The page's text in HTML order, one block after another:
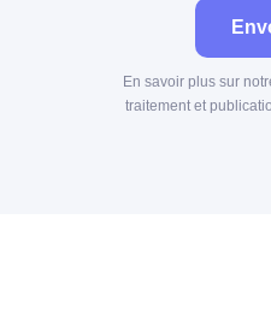
En savoir plus sur
traitement et